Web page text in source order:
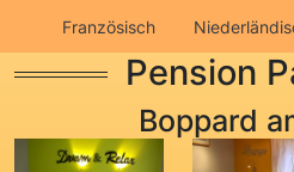
Französisch
Pension
Boppard